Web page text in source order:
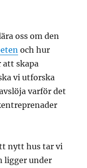
oss om den
och hur
skapa
vi utforska
varför det
nytt hus tar vi
ligger under